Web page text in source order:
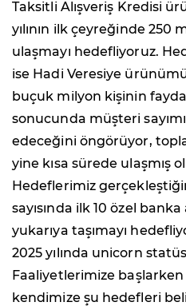
Taksitli Alışveriş Kredisi
yılının ilk çeyreğinde 250
ulaşmayı hedefliyoruz.
ise Hadi Veresiye
buçuk milyon kişinin
sonucunda müşteri
edeceğini öngörüyor,
yine kısa sürede ulaşmış
Hedeflerimiz
sayısında ilk 10 özel
yukarıya taşımayı
2025 yılında unicorn
Faaliyetlerimize başlarken
kendimize şu hedefleri